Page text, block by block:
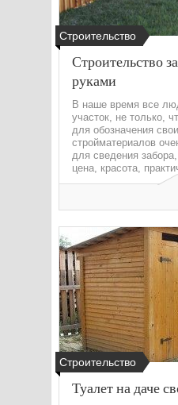
Строительство
Строительство
руками
В наше время все
участок, не только,
для обозначения
стройматериалов
для сведения
цена, красота,
Строительство
Туалет на даче